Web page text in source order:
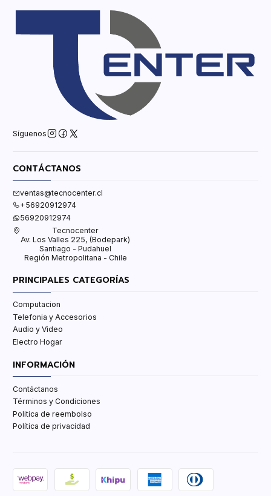
Síguenos
CONTÁCTANOS
ventas@tecnocenter.cl
+56920912974
56920912974
Tecnocenter
Av. Los Valles 225, (Bodepark)
Santiago - Pudahuel
Región Metropolitana - Chile
PRINCIPALES CATEGORÍAS
Computacion
Telefonia y Accesorios
Audio y Video
Electro Hogar
INFORMACIÓN
Contáctanos
Términos y Condiciones
Politica de reembolso
Política de privacidad